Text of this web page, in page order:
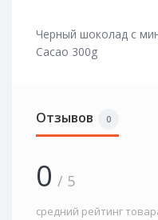
Черный шоколад с
Cacao 300g
Отзывов 0
0 / 5
средний рейтинг